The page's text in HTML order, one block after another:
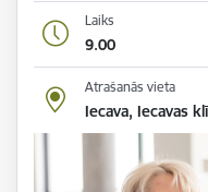
Laiks
9.00
Atrašanās vieta
Iecava, Iecavas